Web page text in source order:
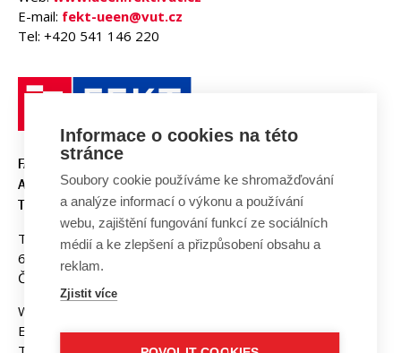
E-mail: fekt-ueen@vut.cz
Tel: +420 541 146 220
FAKULTA ELEKTROTECHNIKY
A KOMUNIKAČNÍCH
TECHNOLOGIÍ, VUT V BRNĚ
Technická 3058/10
616 00 Brno
Česká republika
Web:
E-mail:fekt-info@vut.cz
Informace o cookies na této
stránce
Soubory cookie používáme ke shromažďování
a analýze informací o výkonu a používání
webu, zajištění fungování funkcí ze sociálních
médií a ke zlepšení a přizpůsobení obsahu a
reklam.
Zjistit více